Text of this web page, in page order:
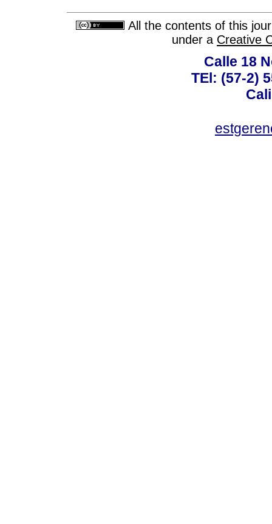
All the contents of this
under a Creative
Calle 18
TEl: (57-2)